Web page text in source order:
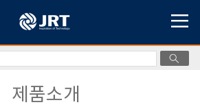
제품소개